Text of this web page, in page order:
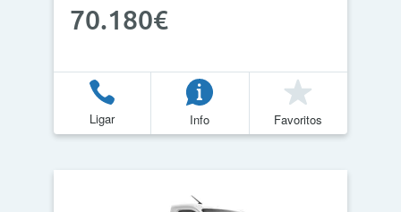
70.180€
Ligar Info Favoritos